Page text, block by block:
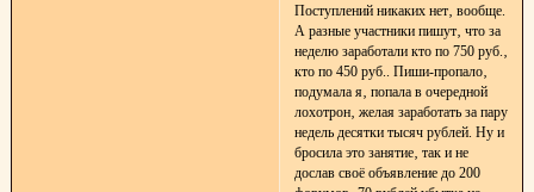
Поступлений никаких нет‚ вообще.
А разные участники пишут‚ что за
неделю заработали кто по 750 руб.‚
кто по 450 руб.. Пиши-пропало‚
подумала я‚ попала в очередной
лохотрон‚ желая заработать за пару
недель десятки тысяч рублей. Ну и
бросила это занятие‚ так и не
дослав своё объявление до 200